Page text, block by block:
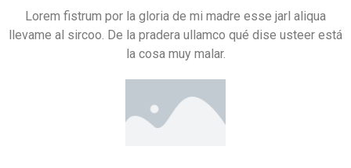
Lorem fistrum por la gloria de mi madre esse jarl aliqua
llevame al sircoo. De la pradera ullamco qué dise usteer está
la cosa muy malar.